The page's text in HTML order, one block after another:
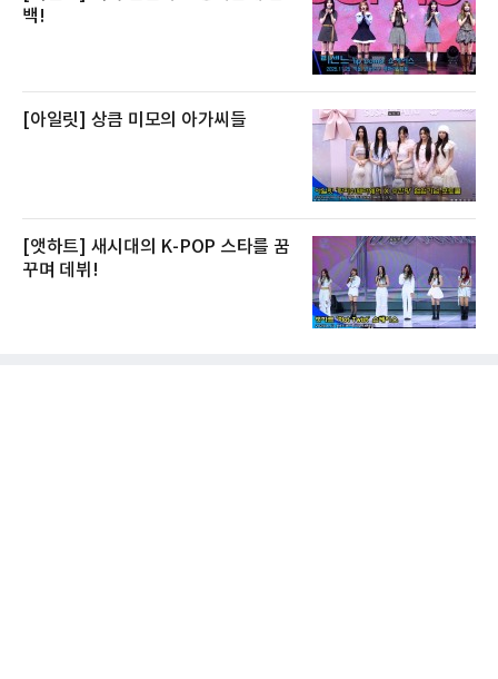
백!
[아일릿] 상큼 미모의 아가씨들
[앳하트] 새시대의 K-POP 스타를 꿈
꾸며 데뷔!